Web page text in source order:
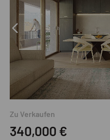
Zu Verkaufen
340,000 €